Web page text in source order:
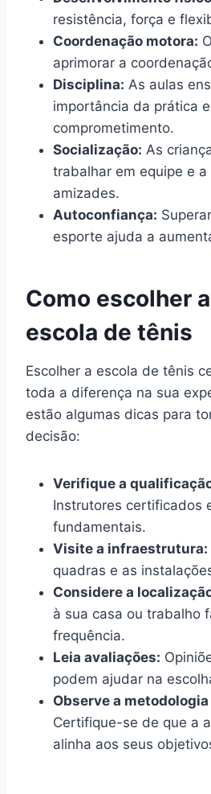
resistência, força e
Coordenação motora:
aprimorar a
Disciplina: As aulas
importância da prática
comprometimento.
Socialização: As
trabalhar em equipe e a
amizades.
Autoconfiança:
esporte ajuda a
Como escolher
escola de tênis
Escolher a escola de tênis
toda a diferença na sua
estão algumas dicas para
decisão:
Verifique a
Instrutores certificados
fundamentais.
Visite a infraestrutura:
quadras e as
Considere a
à sua casa ou trabalho
frequência.
Leia avaliações:
podem ajudar na
Observe a
Certifique-se de que a
alinha aos seus